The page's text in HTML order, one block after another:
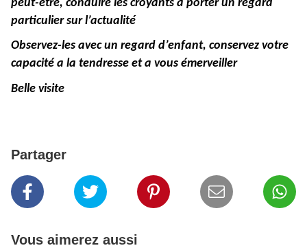
peut-être, conduire les croyants à porter un regard
particulier sur l’actualité
Observez-les avec un regard d’enfant, conservez votre
capacité a la tendresse et a vous émerveiller
Belle visite
Partager
Vous aimerez aussi